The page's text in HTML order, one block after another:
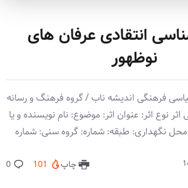
انتقادی عرفان های
نوظهور
فرهنگی اندیشه ناب / گروه فرهنگ و رسانه
نوع اثر: عنوان اثر: موضوع: نام نویسنده و یا
نگهداری: طبقه: شماره: گروه سنی: شماره
چاپ 101
0